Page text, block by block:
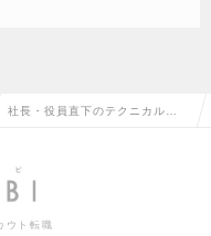
社長・役員直下のテクニカルサ
ウト転職